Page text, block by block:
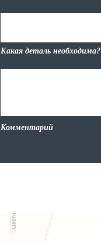
Какая деталь необходима?
Комментарий